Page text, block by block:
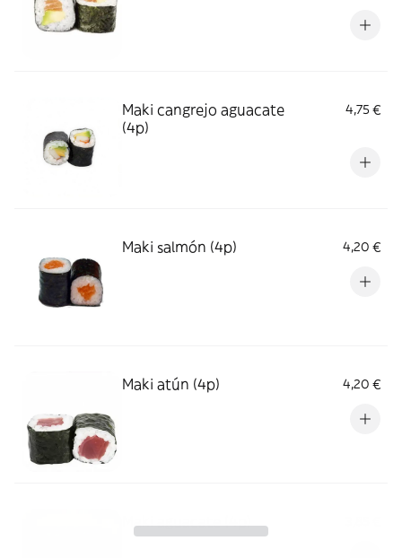
Maki cangrejo aguacate
(4p)
4,75 €
Maki salmón (4p) 4,20 €
Maki atún (4p) 4,20 €
Maki aguacate (4p)